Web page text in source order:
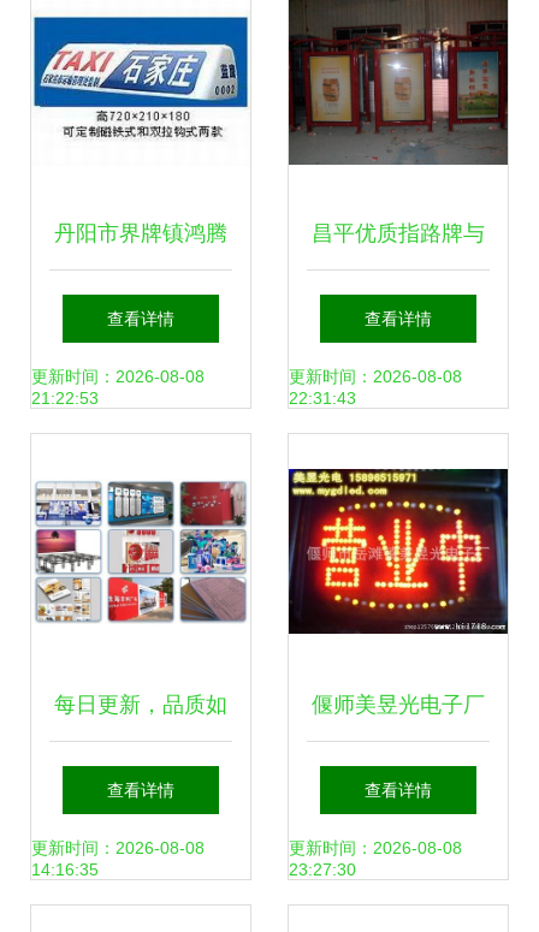
丹阳市界牌镇鸿腾
汽车配件厂 专业制
造与广告载体创新
查看详情
更新时间：2026-08-08
21:22:53
昌平优质指路牌与
广告灯箱生产厂家
推荐（服务热线
查看详情
更新时间：2026-08-08
22:31:43
每日更新，品质如
一 武汉新洲区广告
设计多年厂家，
查看详情
更新时间：2026-08-08
14:16:35
偃师美昱光电子厂
高清细节揭秘单
色、双色与全彩
查看详情
更新时间：2026-08-08
23:27:30